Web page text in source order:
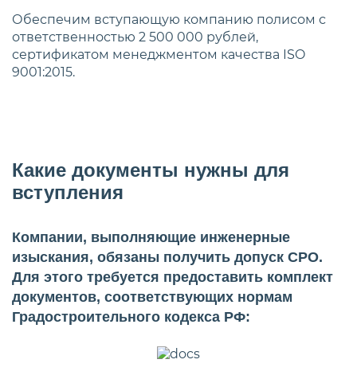
Обеспечим вступающую компанию полисом с
ответственностью 2 500 000 рублей,
сертификатом менеджментом качества ISO
9001:2015.
Какие документы нужны для
вступления
Компании, выполняющие инженерные
изыскания, обязаны получить допуск СРО.
Для этого требуется предоставить комплект
документов, соответствующих нормам
Градостроительного кодекса РФ: